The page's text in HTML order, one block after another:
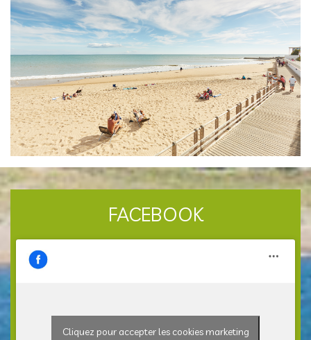
FACEBOOK
Cliquez pour accepter les cookies marketing